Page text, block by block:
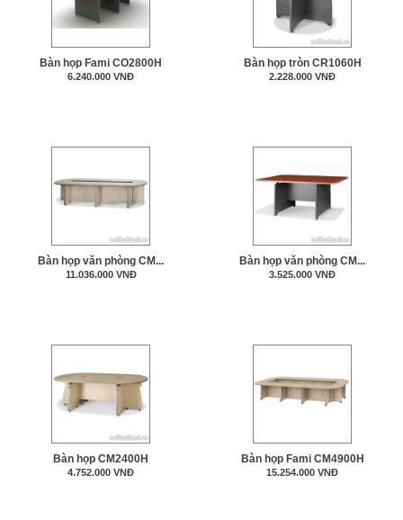
Bàn họp Fami CO2800H
6.240.000 VNĐ
Bàn họp tròn CR1060H
2.228.000 VNĐ
Bàn họp văn phòng CM...
11.036.000 VNĐ
Bàn họp văn phòng CM...
3.525.000 VNĐ
Bàn họp CM2400H
4.752.000 VNĐ
Bàn họp Fami CM4900H
15.254.000 VNĐ